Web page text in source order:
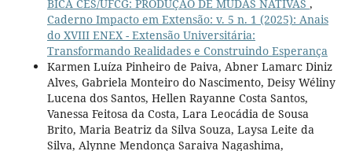
BICA CES/UFCG: PRODUÇÃO DE MUDAS NATIVAS ,
Caderno Impacto em Extensão: v. 5 n. 1 (2025): Anais
do XVIII ENEX - Extensão Universitária:
Transformando Realidades e Construindo Esperança
Karmen Luíza Pinheiro de Paiva, Abner Lamarc Diniz
Alves, Gabriela Monteiro do Nascimento, Deisy Wéliny
Lucena dos Santos, Hellen Rayanne Costa Santos,
Vanessa Feitosa da Costa, Lara Leocádia de Sousa
Brito, Maria Beatriz da Silva Souza, Laysa Leite da
Silva, Alynne Mendonça Saraiva Nagashima,